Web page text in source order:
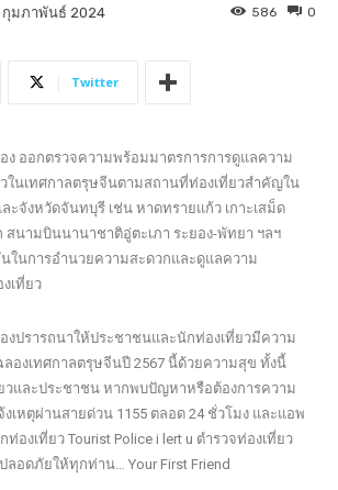
กุมภาพันธ์ 2024 0
586
Twitter
ง ออกตรวจความพร้อมมาตรการการดูแลความ
ในเทศกาลตรุษจีนตามสถานที่ท่องเที่ยวสำคัญใน
ะจังหวัดจันทบุรี เช่น หาดทรายแก้ว เกาะเสม็ด
สนามบินนานาชาติอู่ตะเภา ระยอง-พัทยา ฯลฯ
นในการอำนวยความสะดวกและดูแลความ
เที่ยว
งปรารถนาให้ประชาชนและนักท่องเที่ยวมีความ
องเทศกาลตรุษจีนปี 2567 นี้ด้วยความสุข ทั้งนี้
วและประชาชน หากพบปัญหาหรือต้องการความ
เหตุผ่านสายด่วน 1155 ตลอด 24 ชั่วโมง และแอพ
องเที่ยว Tourist Police i lert u ตำรวจท่องเที่ยว
อดภัยให้ทุกท่าน… Your First Friend